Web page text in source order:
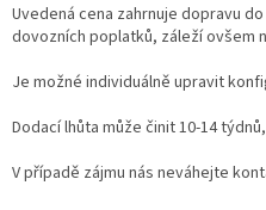
Uvedená cena zahrnuje dopravu
dovozních poplatků, záleží ovšem
Je možné individuálně upravit
Dodací lhůta může činit 10-14
V případě zájmu nás neváhejte